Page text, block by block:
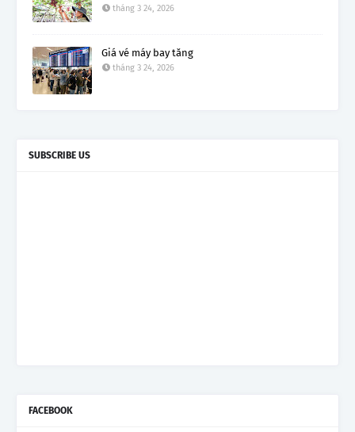
tháng 3 24, 2026
Giá vé máy bay tăng
tháng 3 24, 2026
SUBSCRIBE US
FACEBOOK